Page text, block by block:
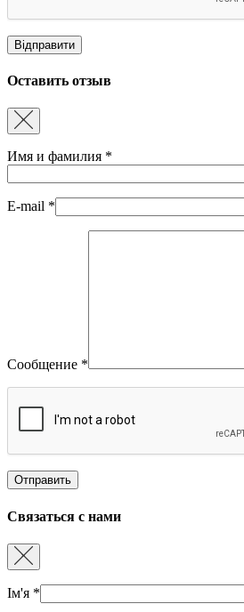
Оставить отзыв
Имя и фамилия *
E-mail *
Сообщение *
Связаться с нами
Ім'я *